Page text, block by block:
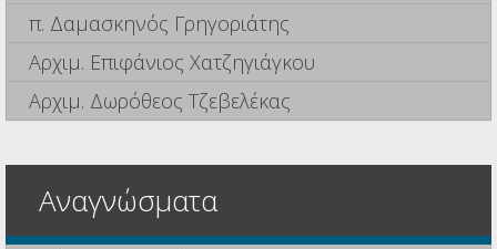
π. Δαμασκηνός Γρηγοριάτης
Αρχιμ. Επιφάνιος Χατζηγιάγκου
Αρχιμ. Δωρόθεος Τζεβελέκας
Αναγνώσματα